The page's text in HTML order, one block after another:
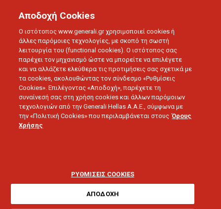
ΔΕΛΤΙΑ ΤΥΠΟΥ
Η Generali επιβράβευσε
τους Συνεργάτες του
ένα πολυδιάστατο ταξίδι
εμπειρίας στη
Αποδοχή Cookies
Ο ιστότοπος www.generali.gr χρησιμοποιεί cookies ή
άλλες παρόμοιες τεχνολογίες, με σκοπό τη σωστή
λειτουργία του (functional cookies). Ο ιστότοπος σας
παρέχει τον μηχανισμό ώστε να μπορείτε να επιλέγετε
και να αλλάζετε ελεύθερα τις προτιμήσεις σας σχετικά με
τα cookies, ακολουθώντας τον σύνδεσμο «Ρυθμίσεις
Cookies». Επιλέγοντας «Αποδοχή», παρέχετε τη
συναίνεσή σας στη χρήση cookies και άλλων παρόμοιων
τεχνολογιών από την Generali Hellas A.A.E., σύμφωνα με
την «Πολιτική Cookies» που περιλαμβάνεται στους Όρους
Χρήσης
ΡΥΘΜΙΣΕΙΣ COOKIES
ΑΠΟΔΟΧΗ